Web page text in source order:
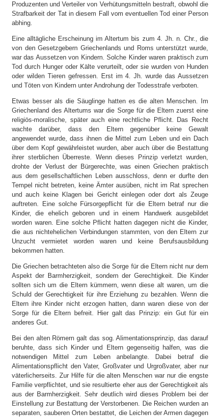
Produzenten und Verteiler von Verhütungsmitteln bestraft, obwohl die
Strafbarkeit der Tat in diesem Fall vom eventuellen Tod einer Person
abhing.
Eine alltägliche Erscheinung im Altertum bis zum 4. Jh. n. Chr., die
von den Gesetzgebern Griechenlands und Roms unterstützt wurde,
war das Aussetzen von Kindern. Solche Kinder waren praktisch zum
Tod durch Hunger oder Kälte verurteilt, oder sie wurden von Hunden
oder wilden Tieren gefressen. Erst im 4. Jh. wurde das Aussetzen
und Töten von Kindern unter Androhung der Todesstrafe verboten.
Etwas besser als die Säuglinge hatten es die alten Menschen. Im
Griechenland des Altertums war die Sorge für die Eltern zuerst eine
religiös-moralische, später auch eine rechtliche Pflicht. Das Recht
wachte darüber, dass den Eltern gegenüber keine Gewalt
angewendet wurde, dass ihnen die Mittel zum Leben und ein Dach
über dem Kopf gewährleistet wurden, aber auch über die Bestattung
ihrer sterblichen Überreste. Wenn dieses Prinzip verletzt wurden,
drohte der Verlust der Bürgerechte, was einen Griechen praktisch
aus dem gesellschaftlichen Leben ausschloss, denn er durfte den
Tempel nicht betreten, keine Ämter ausüben, nicht im Rat sprechen
und auch keine Klagen bei Gericht einlegen oder dort als Zeuge
auftreten. Eine solche Fürsorgepflicht für die Eltern betraf nur die
Kinder, die ehelich geboren und in einem Handwerk ausgebildet
worden waren. Eine solche Pflicht hatten dagegen nicht die Kinder,
die aus nichtehelichen Verbindungen stammten, von den Eltern zur
Unzucht vermietet worden waren und keine Berufsausbildung
bekommen hatten.
Die Griechen betrachteten also die Sorge für die Eltern nicht nur dem
Aspekt der Barmherzigkeit, sondern der Gerechtigkeit. Die Kinder
sollten sich um die Eltern kümmern, wenn diese alt waren, um die
Schuld der Gerechtigkeit für ihre Erziehung zu bezahlen. Wenn die
Eltern ihre Kinder nicht erzogen hatten, dann waren diese von der
Sorge für die Eltern befreit. Hier galt das Prinzip: ein Gut für ein
anderes Gut.
Bei den alten Römern galt das sog. Alimentationsprinzip, das darauf
beruhte, dass sich Kinder und Eltern gegenseitig halfen, was die
notwendigen Mittel zum Leben anbelangte. Dabei betraf die
Alimentationspflicht den Vater, Großvater und Urgroßvater, aber nur
väterlicherseits. Zur Hilfe für die alten Menschen war nur die engste
Familie verpflichtet, und sie resultierte eher aus der Gerechtigkeit als
aus der Barmherzigkeit. Sehr deutlich wird dieses Problem bei der
Einstellung zur Bestattung der Verstorbenen. Die Reichen wurden an
separaten, sauberen Orten bestattet, die Leichen der Armen dagegen